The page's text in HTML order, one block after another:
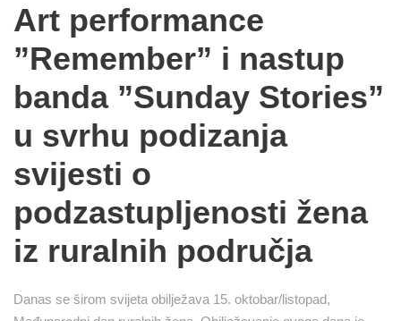
Art performance
”Remember” i nastup
banda ”Sunday Stories”
u svrhu podizanja
svijesti o
podzastupljenosti žena
iz ruralnih područja
Danas se širom svijeta obilježava 15. oktobar/listopad,